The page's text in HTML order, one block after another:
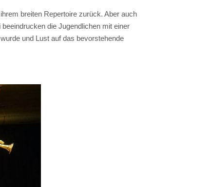
breiten Repertoire zurück. Aber auch
die Jugendlichen mit einer
und Lust auf das bevorstehende